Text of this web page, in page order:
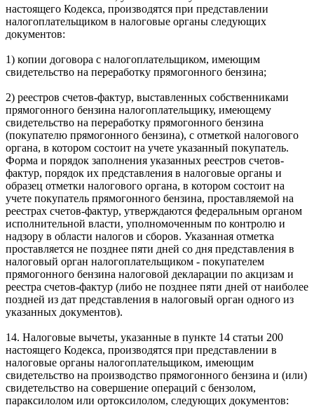
настоящего Кодекса, производятся при представлении
налогоплательщиком в налоговые органы следующих
документов:
1) копии договора с налогоплательщиком, имеющим
свидетельство на переработку прямогонного бензина;
2) реестров счетов-фактур, выставленных собственниками
прямогонного бензина налогоплательщику, имеющему
свидетельство на переработку прямогонного бензина
(покупателю прямогонного бензина), с отметкой налогового
органа, в котором состоит на учете указанный покупатель.
Форма и порядок заполнения указанных реестров счетов-
фактур, порядок их представления в налоговые органы и
образец отметки налогового органа, в котором состоит на
учете покупатель прямогонного бензина, проставляемой на
реестрах счетов-фактур, утверждаются федеральным органом
исполнительной власти, уполномоченным по контролю и
надзору в области налогов и сборов. Указанная отметка
проставляется не позднее пяти дней со дня представления в
налоговый орган налогоплательщиком - покупателем
прямогонного бензина налоговой декларации по акцизам и
реестра счетов-фактур (либо не позднее пяти дней от наиболее
поздней из дат представления в налоговый орган одного из
указанных документов).
14. Налоговые вычеты, указанные в пункте 14 статьи 200
настоящего Кодекса, производятся при представлении в
налоговые органы налогоплательщиком, имеющим
свидетельство на производство прямогонного бензина и (или)
свидетельство на совершение операций с бензолом,
параксилолом или ортоксилолом, следующих документов: